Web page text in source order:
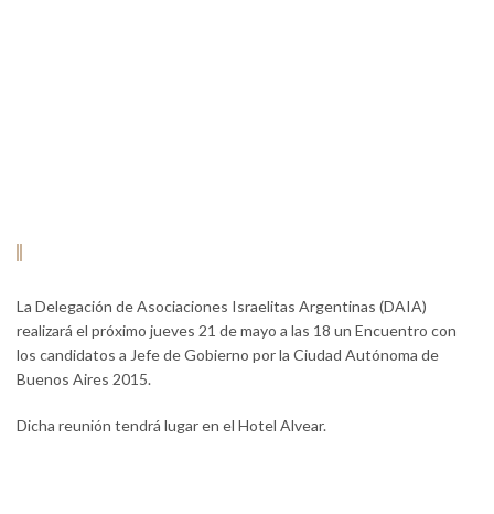
La Delegación de Asociaciones Israelitas Argentinas (DAIA)
realizará el próximo jueves 21 de mayo a las 18 un Encuentro con
los candidatos a Jefe de Gobierno por la Ciudad Autónoma de
Buenos Aires 2015.
Dicha reunión tendrá lugar en el Hotel Alvear.